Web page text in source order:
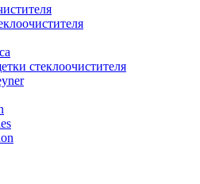
стеклоочистителя